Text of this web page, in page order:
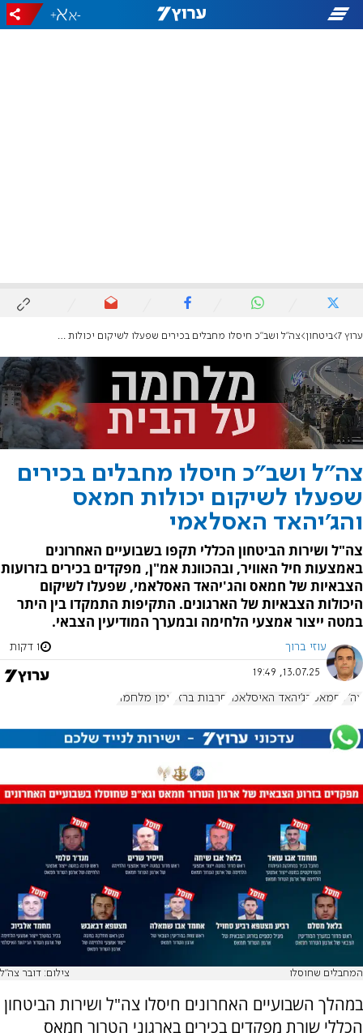
-
+
ערוץ 7 ביטחון צה"ל ושב"כ חיסלו מחבלים בכירים שפעלו לשיקום יכולות חמאס והג'יהאד האסלאמי
צה"ל ושב"כ חיסלו מחבלים בכירים
שפעלו לשיקום יכולות חמאס
והג'יהאד האסלאמי
צה"ל ושירות הביטחון הכללי תקפו בשבועיים האחרונים
באמצעות חיל האוויר, ובהכוונת אמ"ן, מפקדים בכירים בזרועות
הצבאיות של חמאס והג'יהאד האסלאמי, שפעלו לשיקום
היכולות הצבאיות של הארגונים. התקיפות התמקדו בין היתר
במטה ייצור אמצעי הלחימה ובמערך המודיעין הצבאי.
עוזי ברוך 1 דקות
13.07.25, 19:49
צה"ל חמאס הג'יהאד האיסלאמי חרבות ברזל יומן מלחמה
המחבלים שחוסלו צילום: דובר צה"ל
במהלך השבועיים האחרונים חיסלו צה"ל ושירות הביטחון
הכללי שורת מפקדים בכירים בארגוני הטרור חמאס